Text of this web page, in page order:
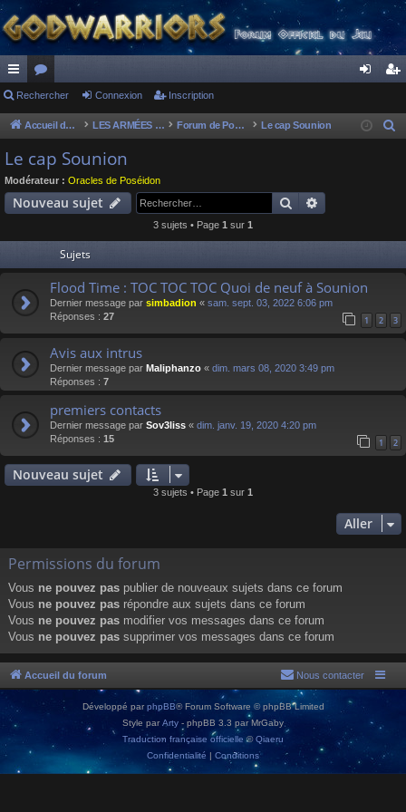
ac
co
ur
ci
or
u
s
ne cri
Rechercher Connexion Inscription
Accueil du forum LES ARMÉES DIVINES - FORUMS DE CLAN Forum de Poséidon Le cap Sounion
c
Le cap Sounion
Modérateur : Oracles de Poséidon
Nouveau sujet Rechercher
3 sujets • Page 1 sur 1
Sujets
Flood Time : TOC TOC TOC Quoi de neuf à Sounion
Dernier message par simbadion « sam. sept. 03, 2022 6:06 pm
Réponses : 27 1 2 3
Avis aux intrus
Dernier message par Maliphanzo « dim. mars 08, 2020 3:49 pm
Réponses : 7
premiers contacts
Dernier message par Sov3liss « dim. janv. 19, 2020 4:20 pm
Réponses : 15 1 2
Nouveau sujet
3 sujets • Page 1 sur 1
Aller
Permissions du forum
Vous ne pouvez pas publier de nouveaux sujets dans ce forum
Vous ne pouvez pas répondre aux sujets dans ce forum
Vous ne pouvez pas modifier vos messages dans ce forum
Vous ne pouvez pas supprimer vos messages dans ce forum
Accueil du forum Nous contacter
Développé par phpBB® Forum Software © phpBB Limited
Style parArty - phpBB 3.3 par MrGaby
Traduction française officielle ©Qiaeru
Confidentialité | Conditions